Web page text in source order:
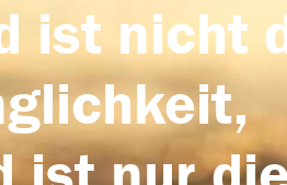
ist nicht